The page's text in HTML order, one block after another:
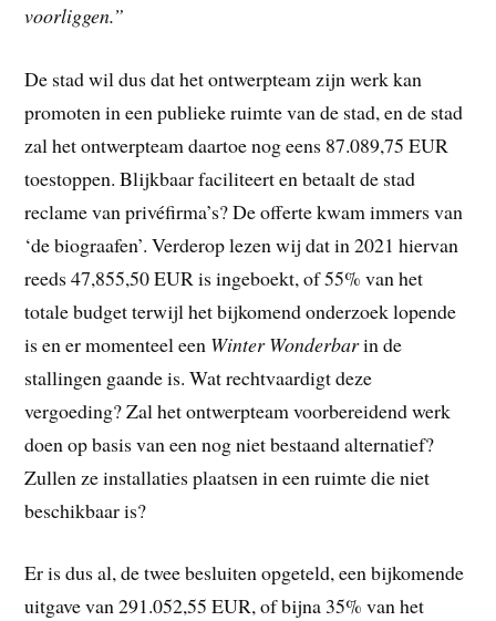
voorliggen.”
De stad wil dus dat het ontwerpteam zijn werk kan
promoten in een publieke ruimte van de stad, en de stad
zal het ontwerpteam daartoe nog eens 87.089,75 EUR
toestoppen. Blijkbaar faciliteert en betaalt de stad
reclame van privéfirma’s? De offerte kwam immers van
‘de biograafen’. Verderop lezen wij dat in 2021 hiervan
reeds 47,855,50 EUR is ingeboekt, of 55% van het
totale budget terwijl het bijkomend onderzoek lopende
is en er momenteel een Winter Wonderbarin de
stallingen gaande is. Wat rechtvaardigt deze
vergoeding? Zal het ontwerpteam voorbereidend werk
doen op basis van een nog niet bestaand alternatief?
Zullen ze installaties plaatsen in een ruimte die niet
beschikbaar is?
Er is dus al, de twee besluiten opgeteld, een bijkomende
uitgave van 291.052,55 EUR, of bijna 35% van het